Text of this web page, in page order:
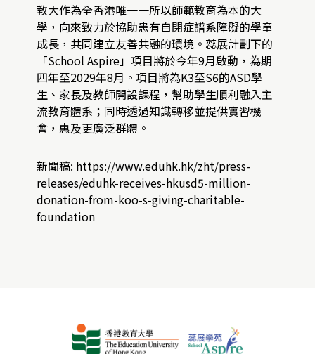
教大作為全香港唯一一所以師範教育為本的大
學，向來致力於協助患有自閉症譜系障礙的學童
成長，共同建立友善共融的環境。蕊展計劃下的
「School Aspire」項目將於今年9月啟動，為期
四年至2029年8月。項目將為K3至S6的ASD學
生、家長及教師開設課程，幫助學生順利融入主
流教育體系；同時透過知識轉移並提供實習機
會，惠及更廣泛群體。
新聞稿: https://www.eduhk.hk/zht/press-
releases/eduhk-receives-hkusd5-million-
donation-from-koo-s-giving-charitable-
foundation